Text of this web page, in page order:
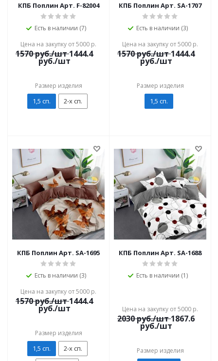
КПБ Поплин Арт. F-82004
Есть в наличии (7)
Цена на закупку от 5000 р.
1570руб./шт 1444.4
руб./шт
Размер изделия
1,5 сп. 2-х сп.
КПБ Поплин Арт. SA-1707
Есть в наличии (3)
Цена на закупку от 5000 р.
1570руб./шт 1444.4
руб./шт
Размер изделия
1,5 сп.
КПБ Поплин Арт. SA-1695
Есть в наличии (3)
Цена на закупку от 5000 р.
1570руб./шт 1444.4
руб./шт
Размер изделия
1,5 сп. 2-х сп.
КПБ Поплин Арт. SA-1688
Есть в наличии (1)
Цена на закупку от 5000 р.
2030руб./шт 1867.6
руб./шт
Размер изделия